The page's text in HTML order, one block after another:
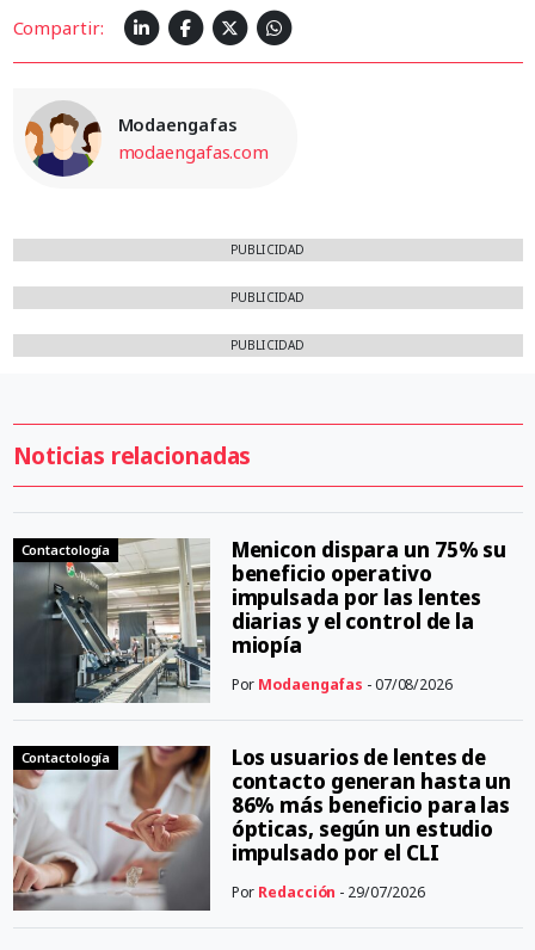
Compartir:
Modaengafas
modaengafas.com
PUBLICIDAD
PUBLICIDAD
PUBLICIDAD
Noticias relacionadas
Contactología
Menicon dispara un 75% su
beneficio operativo
impulsada por las lentes
diarias y el control de la
miopía
Por Modaengafas - 07/08/2026
Contactología
Los usuarios de lentes de
contacto generan hasta un
86% más beneficio para las
ópticas, según un estudio
impulsado por el CLI
Por Redacción - 29/07/2026